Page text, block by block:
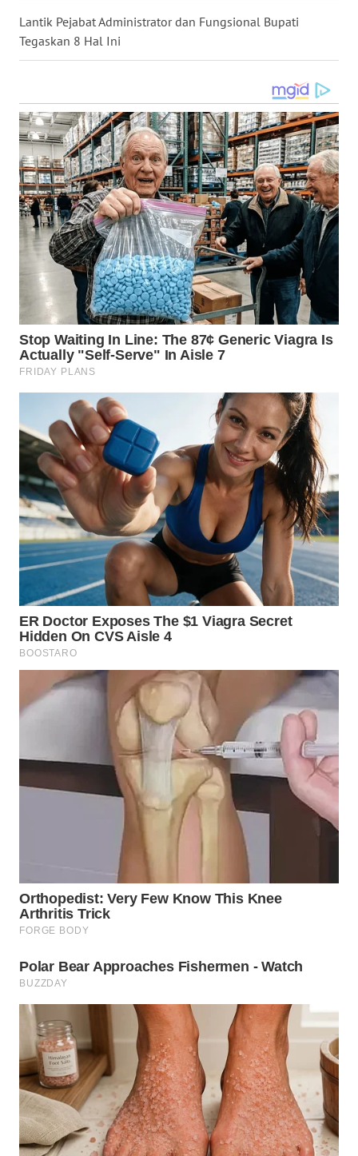
Lantik Pejabat Administrator dan Fungsional Bupati
Tegaskan 8 Hal Ini
KARAWANG
WN
BOGOR
WN
DEPOK
WN
TAPANULI
UTARA
WN
SAMOSIR
PADANG
LAWAS
WN
SUMEDANG
WN
CIANJUR
KEPULAUAN
WN
TANGERANG
CIREBON
KUNINGAN
MAJALENGKA
WN
SUBANG
WN
SUKABUMI
WN
PURWAKARTA